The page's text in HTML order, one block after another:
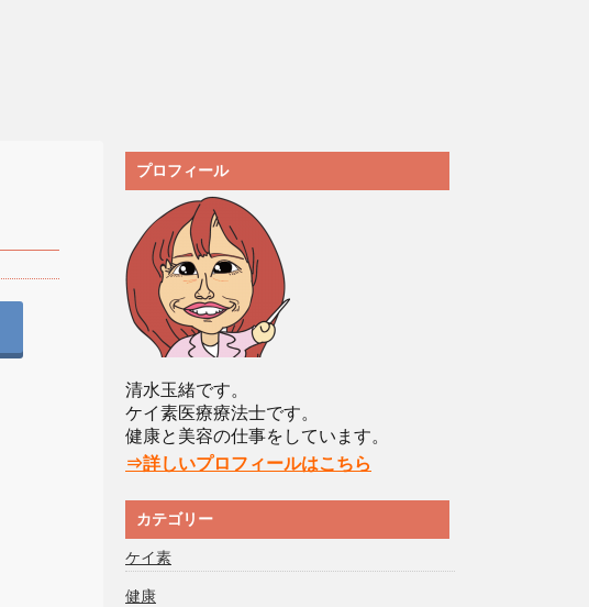
プロフィール
清水玉緒です。
ケイ素医療療法士です。
健康と美容の仕事をしています。
⇒詳しいプロフィールはこちら
カテゴリー
ケイ素
健康